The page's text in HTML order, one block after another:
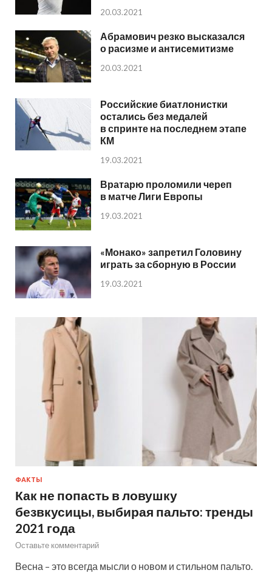
20.03.2021
Абрамович резко высказался
о расизме и антисемитизме
20.03.2021
Российские биатлонистки
остались без медалей
в спринте на последнем этапе
КМ
19.03.2021
Вратарю проломили череп
в матче Лиги Европы
19.03.2021
«Монако» запретил Головину
играть за сборную в России
19.03.2021
ФАКТЫ
Как не попасть в ловушку
безвкусицы, выбирая пальто: тренды
2021 года
Оставьте комментарий
Весна – это всегда мысли о новом и стильном пальто.